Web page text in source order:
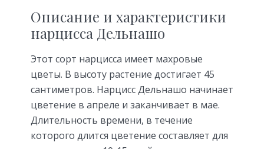
Описание и характеристики
нарцисса Дельнашо
Этот сорт нарцисса имеет махровые
цветы. В высоту растение достигает 45
сантиметров. Нарцисс Дельнашо начинает
цветение в апреле и заканчивает в мае.
Длительность времени, в течение
которого длится цветение составляет для